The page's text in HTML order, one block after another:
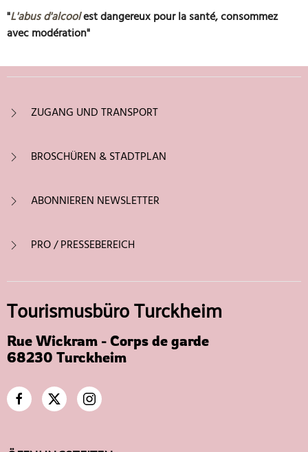
"L'abus d'alcoolest dangereux pour la santé, consommez
avec modération"
ZUGANG UND TRANSPORT
BROSCHÜREN & STADTPLAN
ABONNIEREN NEWSLETTER
PRO / PRESSEBEREICH
Tourismusbüro Turckheim
Rue Wickram - Corps de garde
68230 Turckheim